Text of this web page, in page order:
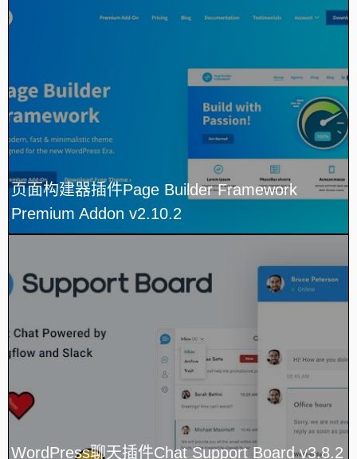
页面构建器插件Page Builder Framework
Premium Addon v2.10.2
WordPress聊天插件Chat Support Board v3.8.2